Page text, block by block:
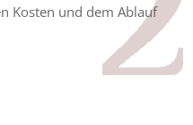
Kosten und dem Ablauf